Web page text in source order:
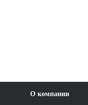
О компании